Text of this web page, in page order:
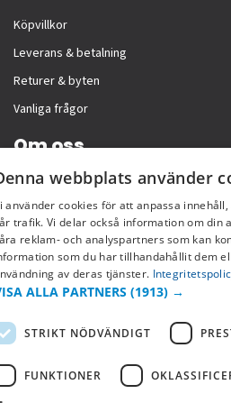
Köpvillkor
Leverans & betalning
Returer & byten
Vanliga frågor
Om oss
Företagsinformation
webbplats använder
använder cookies för att anpassa
trafik. Vi delar också information om din
reklam- och analyspartners som kan
som du har tillhandahållit dem
av deras tjänster.
ALLA PARTNERS (1913) →
STRIKT NÖDVÄNDIGT
FUNKTIONER